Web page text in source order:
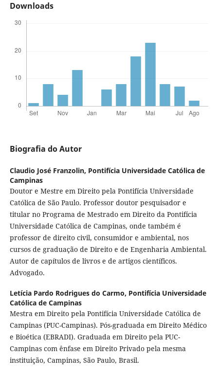
Downloads
Biografia do Autor
Claudio José Franzolin, Pontifícia Universidade Católica de
Campinas
Doutor e Mestre em Direito pela Pontifícia Universidade
Católica de São Paulo. Professor doutor pesquisador e
titular no Programa de Mestrado em Direito da Pontifícia
Universidade Católica de Campinas, onde também é
professor de direito civil, consumidor e ambiental, nos
cursos de graduação de Direito e de Engenharia Ambiental.
Autor de capítulos de livros e de artigos científicos.
Advogado.
Letícia Pardo Rodrigues do Carmo, Pontifícia Universidade
Católica de Campinas
Mestra em Direito pela Pontifícia Universidade Católica de
Campinas (PUC-Campinas). Pós-graduada em Direito Médico
e Bioética (EBRADI). Graduada em Direito pela PUC-
Campinas com ênfase em Direito Privado pela mesma
instituição, Campinas, São Paulo, Brasil.